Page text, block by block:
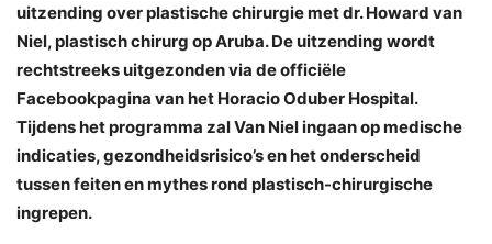
uitzending over plastische chirurgie met dr. Howard van
Niel, plastisch chirurg op Aruba. De uitzending wordt
rechtstreeks uitgezonden via de officiële
Facebookpagina van het Horacio Oduber Hospital.
Tijdens het programma zal Van Niel ingaan op medische
indicaties, gezondheidsrisico’s en het onderscheid
tussen feiten en mythes rond plastisch-chirurgische
ingrepen.